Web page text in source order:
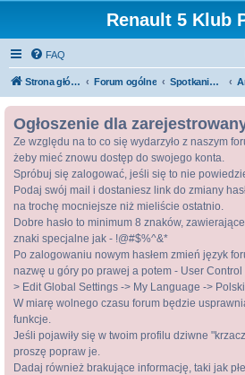
Renault 5 Klub
FAQ
Strona główna Forum ogólne Spotkania / Zloty
Ogłoszenie dla
Ze względu na to co się wydarzyło z naszym
żeby mieć znowu dostęp do swojego konta.
Spróbuj się zalogować, jeśli się to nie
Podaj swój mail i dostaniesz link do zmiany
na trochę mocniejsze niż mieliście ostatnio.
Dobre hasło to minimum 8 znaków,
znaki specjalne jak - !@#$%^&*
Po zalogowaniu nowym hasłem zmień język
nazwę u góry po prawej a potem - User
> Edit Global Settings -> My Language ->
W miarę wolnego czasu forum będzie
funkcje.
Jeśli pojawiły się w twoim profilu dziwne
proszę popraw je.
Dadaj również brakujące informację, taki jak